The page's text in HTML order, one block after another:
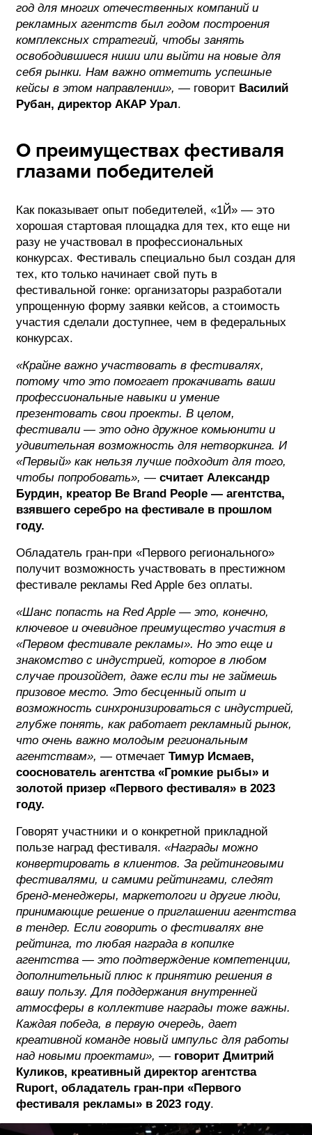
год для многих отечественных компаний и
рекламных агентств был годом построения
комплексных стратегий, чтобы занять
освободившиеся ниши или выйти на новые для
себя рынки. Нам важно отметить успешные
кейсы в этом направлении», — говорит Василий
Рубан, директор АКАР Урал.
О преимуществах фестиваля
глазами победителей
Как показывает опыт победителей, «1Й» — это
хорошая стартовая площадка для тех, кто еще ни
разу не участвовал в профессиональных
конкурсах. Фестиваль специально был создан для
тех, кто только начинает свой путь в
фестивальной гонке: организаторы разработали
упрощенную форму заявки кейсов, а стоимость
участия сделали доступнее, чем в федеральных
конкурсах.
«Крайне важно участвовать в фестивалях,
потому что это помогает прокачивать ваши
профессиональные навыки и умение
презентовать свои проекты. В целом,
фестивали — это одно дружное комьюнити и
удивительная возможность для нетворкинга. И
«Первый» как нельзя лучше подходит для того,
чтобы попробовать», — считает Александр
Бурдин, креатор Be Brand People — агентства,
взявшего серебро на фестивале в прошлом
году.
Обладатель гран-при «Первого регионального»
получит возможность участвовать в престижном
фестивале рекламы Red Apple без оплаты.
«Шанс попасть на Red Apple — это, конечно,
ключевое и очевидное преимущество участия в
«Первом фестивале рекламы». Но это еще и
знакомство с индустрией, которое в любом
случае произойдет, даже если ты не займешь
призовое место. Это бесценный опыт и
возможность синхронизироваться с индустрией,
глубже понять, как работает рекламный рынок,
что очень важно молодым региональным
агентствам», — отмечает Тимур Исмаев,
сооснователь агентства «Громкие рыбы» и
золотой призер «Первого фестиваля» в 2023
году.
Говорят участники и о конкретной прикладной
пользе наград фестиваля. «Награды можно
конвертировать в клиентов. За рейтинговыми
фестивалями, и самими рейтингами, следят
бренд-менеджеры, маркетологи и другие люди,
принимающие решение о приглашении агентства
в тендер. Если говорить о фестивалях вне
рейтинга, то любая награда в копилке
агентства — это подтверждение компетенции,
дополнительный плюс к принятию решения в
вашу пользу. Для поддержания внутренней
атмосферы в коллективе награды тоже важны.
Каждая победа, в первую очередь, дает
креативной команде новый импульс для работы
над новыми проектами», — говорит Дмитрий
Куликов, креативный директор агентства
Ruport, обладатель гран-при «Первого
фестиваля рекламы» в 2023 году.